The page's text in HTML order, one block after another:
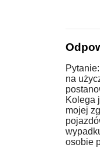
na
Kolega
mojej
osobie